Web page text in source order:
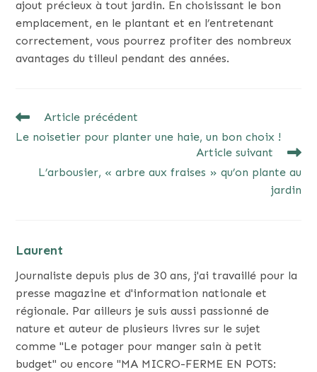
ajout précieux à tout jardin. En choisissant le bon
emplacement, en le plantant et en l’entretenant
correctement, vous pourrez profiter des nombreux
avantages du tilleul pendant des années.
READ
ARTICLES
Article précédent
Le noisetier pour planter une haie, un bon choix !
Article suivant
L’arbousier, « arbre aux fraises » qu’on plante au
jardin
Laurent
Journaliste depuis plus de 30 ans, j'ai travaillé pour la
presse magazine et d'information nationale et
régionale. Par ailleurs je suis aussi passionné de
nature et auteur de plusieurs livres sur le sujet
comme "Le potager pour manger sain à petit
budget" ou encore "MA MICRO-FERME EN POTS: